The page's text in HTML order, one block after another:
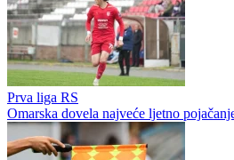
Prva liga RS
Omarska dovela najveće ljetno